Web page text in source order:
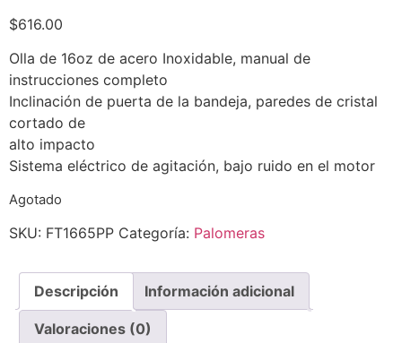
$616.00
Olla de 16oz de acero Inoxidable, manual de
instrucciones completo
Inclinación de puerta de la bandeja, paredes de cristal
cortado de
alto impacto
Sistema eléctrico de agitación, bajo ruido en el motor
Agotado
SKU: FT1665PP Categoría: Palomeras
Descripción Información adicional
Valoraciones (0)